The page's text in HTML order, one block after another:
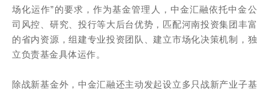
场化运作”的要求，作为基金管理人，中金汇融依托中金公
司风控、研究、投行等大后台优势，匹配河南投资集团丰富
的省内资源，组建专业投资团队、建立市场化决策机制，独
立负责基金具体运作。
除战新基金外，中金汇融还主动发起设立多只战新产业子基